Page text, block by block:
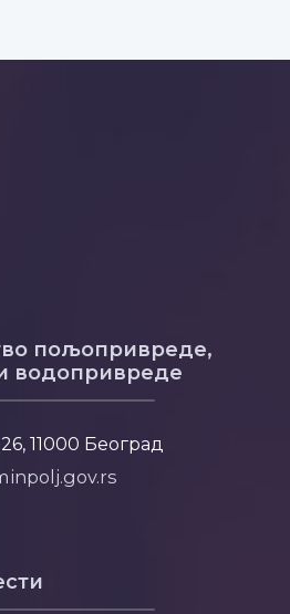
пољопривреде,
водопривреде
11000 Београд